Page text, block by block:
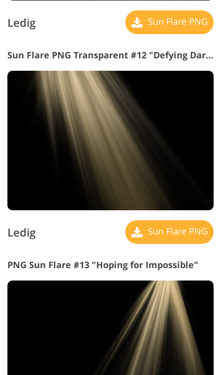
Ledig Sun Flare PNG
Sun Flare PNG Transparent #12 "Defying Darkness"
Ledig Sun Flare PNG
PNG Sun Flare #13 "Hoping for Impossible"